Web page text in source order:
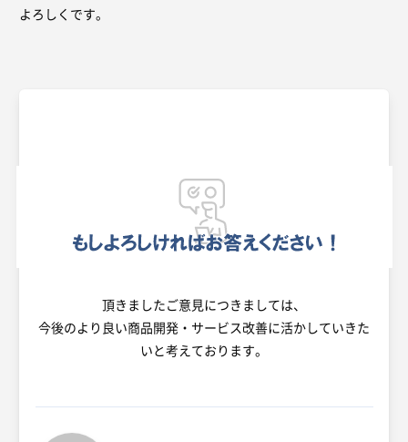
よろしくです。
頂きましたご意見につきましては、
今後のより良い商品開発・サービス改善に活かしていきた
いと考えております。